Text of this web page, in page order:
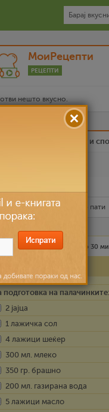
МоиРецепти
РЕЦЕПТИ
нешто вкусно.
вистински пријател и
е прочитан пати
Лесно 4 лица до 30
подготовка на палачинките:
2 јајца
1 лажичка сол
4 лажици шеќер
300 мл. млеко
350 гр. брашно
200 мл. газирана вода
5 лажици масло